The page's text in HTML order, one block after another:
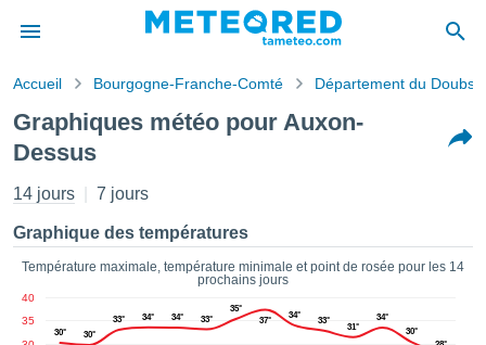
de
a
des
Vous
Accueil Bourgogne-Franche-Comté Département du Doubs
Graphiques météo pour Auxon-
Dessus
14 jours 7 jours
Graphique des températures
Température maximale, température minimale et point de rosée pour les 14
prochains jours
35
40
30° 30°
33° 34° 34° 33°
35°
37°
34°
33°
31°
34°
30°